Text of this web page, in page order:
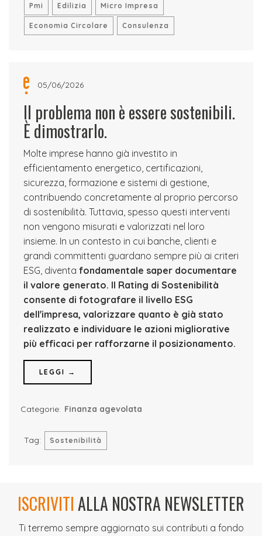
Pmi Edilizia Micro Impresa
Economia Circolare Consulenza
05/06/2026
Il problema non è essere sostenibili.
È dimostrarlo.
Molte imprese hanno già investito in
efficientamento energetico, certificazioni,
sicurezza, formazione e sistemi di gestione,
contribuendo concretamente al proprio percorso
di sostenibilità. Tuttavia, spesso questi interventi
non vengono misurati e valorizzati nel loro
insieme. In un contesto in cui banche, clienti e
grandi committenti guardano sempre più ai criteri
ESG, diventa fondamentale saper documentare
il valore generato. Il Rating di Sostenibilità
consente di fotografare il livello ESG
dell'impresa, valorizzare quanto è già stato
realizzato e individuare le azioni migliorative
più efficaci per rafforzarne il posizionamento.
LEGGI →
Categorie: Finanza agevolata
Tag: Sostenibilità
ISCRIVITIALLA NOSTRA NEWSLETTER
Ti terremo sempre aggiornato sui contributi a fondo